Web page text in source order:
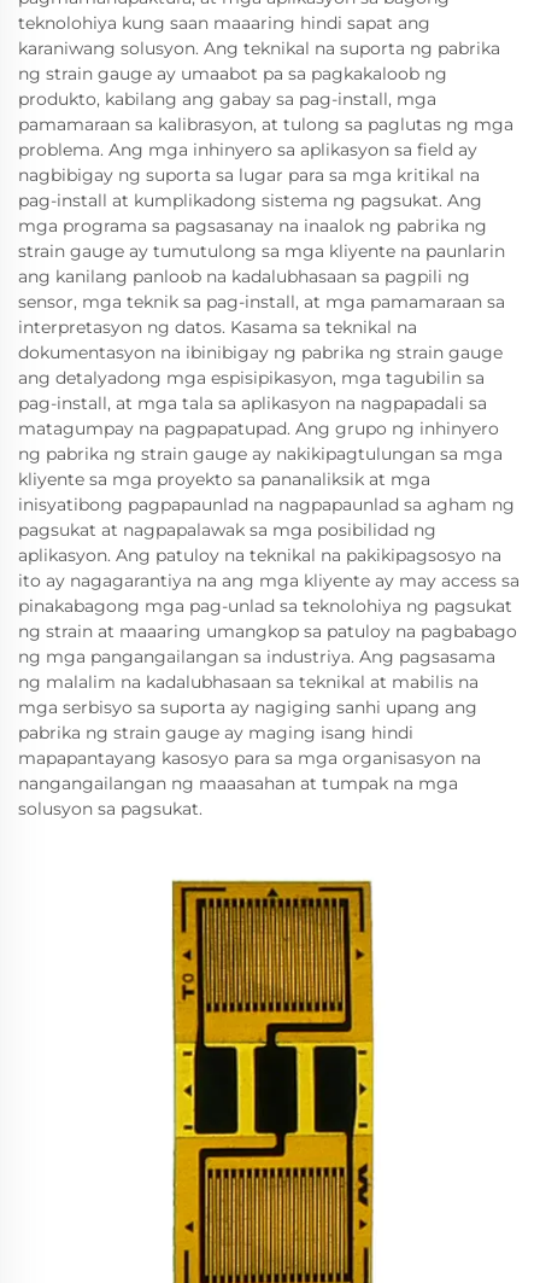
teknolohiya kung saan maaaring hindi sapat ang
karaniwang solusyon. Ang teknikal na suporta ng pabrika
ng strain gauge ay umaabot pa sa pagkakaloob ng
produkto, kabilang ang gabay sa pag-install, mga
pamamaraan sa kalibrasyon, at tulong sa paglutas ng mga
problema. Ang mga inhinyero sa aplikasyon sa field ay
nagbibigay ng suporta sa lugar para sa mga kritikal na
pag-install at kumplikadong sistema ng pagsukat. Ang
mga programa sa pagsasanay na inaalok ng pabrika ng
strain gauge ay tumutulong sa mga kliyente na paunlarin
ang kanilang panloob na kadalubhasaan sa pagpili ng
sensor, mga teknik sa pag-install, at mga pamamaraan sa
interpretasyon ng datos. Kasama sa teknikal na
dokumentasyon na ibinibigay ng pabrika ng strain gauge
ang detalyadong mga espisipikasyon, mga tagubilin sa
pag-install, at mga tala sa aplikasyon na nagpapadali sa
matagumpay na pagpapatupad. Ang grupo ng inhinyero
ng pabrika ng strain gauge ay nakikipagtulungan sa mga
kliyente sa mga proyekto sa pananaliksik at mga
inisyatibong pagpapaunlad na nagpapaunlad sa agham ng
pagsukat at nagpapalawak sa mga posibilidad ng
aplikasyon. Ang patuloy na teknikal na pakikipagsosyo na
ito ay nagagarantiya na ang mga kliyente ay may access sa
pinakabagong mga pag-unlad sa teknolohiya ng pagsukat
ng strain at maaaring umangkop sa patuloy na pagbabago
ng mga pangangailangan sa industriya. Ang pagsasama
ng malalim na kadalubhasaan sa teknikal at mabilis na
mga serbisyo sa suporta ay nagiging sanhi upang ang
pabrika ng strain gauge ay maging isang hindi
mapapantayang kasosyo para sa mga organisasyon na
nangangailangan ng maaasahan at tumpak na mga
solusyon sa pagsukat.